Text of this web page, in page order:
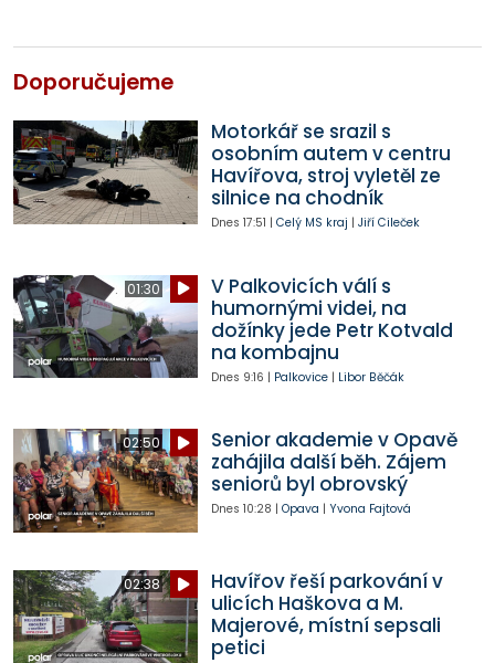
Doporučujeme
Motorkář se srazil s
osobním autem v centru
Havířova, stroj vyletěl ze
silnice na chodník
Dnes 17:51 | Celý MS kraj | Jiří Cileček
01:30
V Palkovicích válí s
humornými videi, na
dožínky jede Petr Kotvald
na kombajnu
Dnes 9:16 | Palkovice| Libor Běčák
02:50
Senior akademie v Opavě
zahájila další běh. Zájem
seniorů byl obrovský
Dnes 10:28 | Opava | Yvona Fajtová
02:38
Havířov řeší parkování v
ulicích Haškova a M.
Majerové, místní sepsali
petici